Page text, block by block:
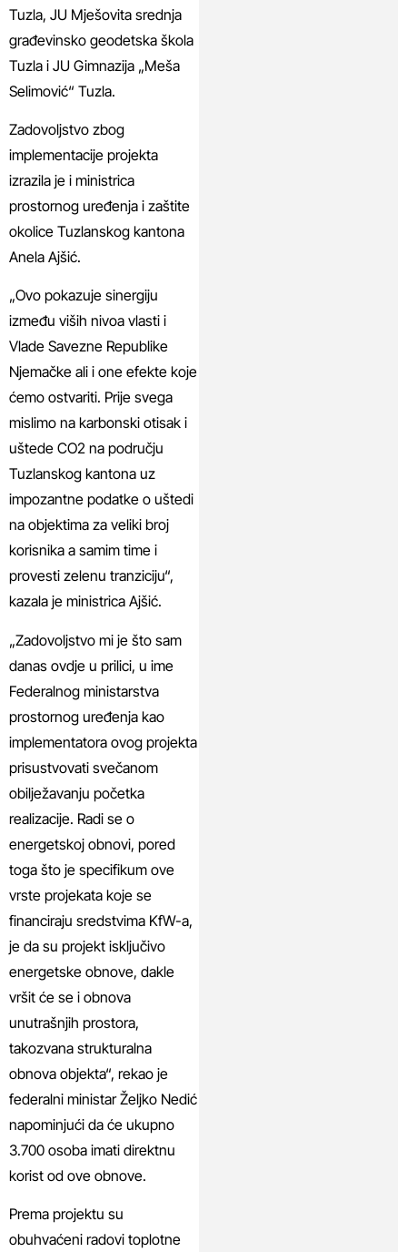
Tuzla, JU Mješovita srednja
građevinsko geodetska škola
Tuzla i JU Gimnazija „Meša
Selimović“ Tuzla.
Zadovoljstvo zbog
implementacije projekta
izrazila je i ministrica
prostornog uređenja i zaštite
okolice Tuzlanskog kantona
Anela Ajšić.
„Ovo pokazuje sinergiju
između viših nivoa vlasti i
Vlade Savezne Republike
Njemačke ali i one efekte koje
ćemo ostvariti. Prije svega
mislimo na karbonski otisak i
uštede CO2 na području
Tuzlanskog kantona uz
impozantne podatke o uštedi
na objektima za veliki broj
korisnika a samim time i
provesti zelenu tranziciju“,
kazala je ministrica Ajšić.
„Zadovoljstvo mi je što sam
danas ovdje u prilici, u ime
Federalnog ministarstva
prostornog uređenja kao
implementatora ovog projekta
prisustvovati svečanom
obilježavanju početka
realizacije. Radi se o
energetskoj obnovi, pored
toga što je specifikum ove
vrste projekata koje se
financiraju sredstvima KfW-a,
je da su projekt isključivo
energetske obnove, dakle
vršit će se i obnova
unutrašnjih prostora,
takozvana strukturalna
obnova objekta“, rekao je
federalni ministar Željko Nedić
napominjući da će ukupno
3.700 osoba imati direktnu
korist od ove obnove.
Prema projektu su
obuhvaćeni radovi toplotne